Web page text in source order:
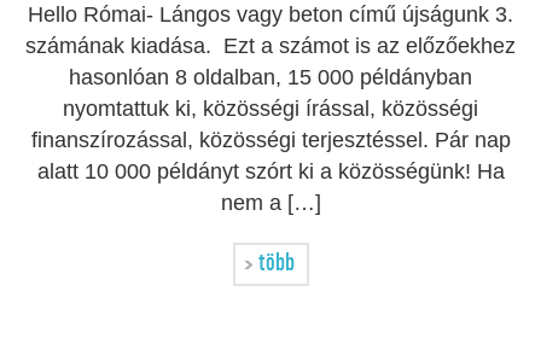
Hello Római- Lángos vagy beton című újságunk 3.
számának kiadása. Ezt a számot is az előzőekhez
hasonlóan 8 oldalban, 15 000 példányban
nyomtattuk ki, közösségi írással, közösségi
finanszírozással, közösségi terjesztéssel. Pár nap
alatt 10 000 példányt szórt ki a közösségünk! Ha
nem a […]
több